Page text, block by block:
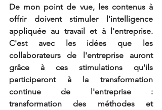
De mon point de vue, les contenus à
offrir doivent stimuler l'intelligence
appliquée au travail et à l'entreprise.
C'est avec les idées que les
collaborateurs de l'entreprise auront
grâce à ces stimulations qu'ils
participeront à la transformation
continue de l'entreprise :
transformation des méthodes et